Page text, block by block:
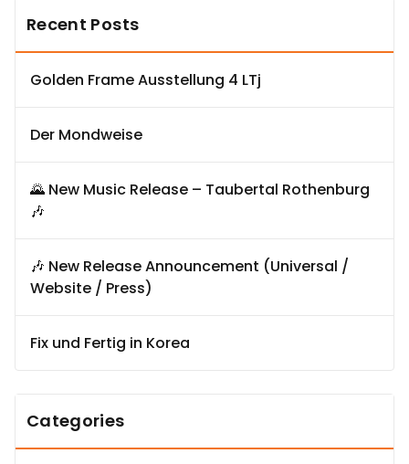
Recent Posts
Golden Frame Ausstellung 4 LTj
Der Mondweise
🌄 New Music Release – Taubertal Rothenburg
🎶
🎶 New Release Announcement (Universal /
Website / Press)
Fix und Fertig in Korea
Categories